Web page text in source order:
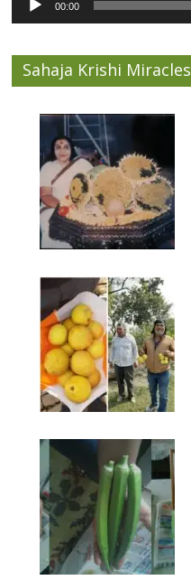
00:00
Sahaja Krishi Miracles